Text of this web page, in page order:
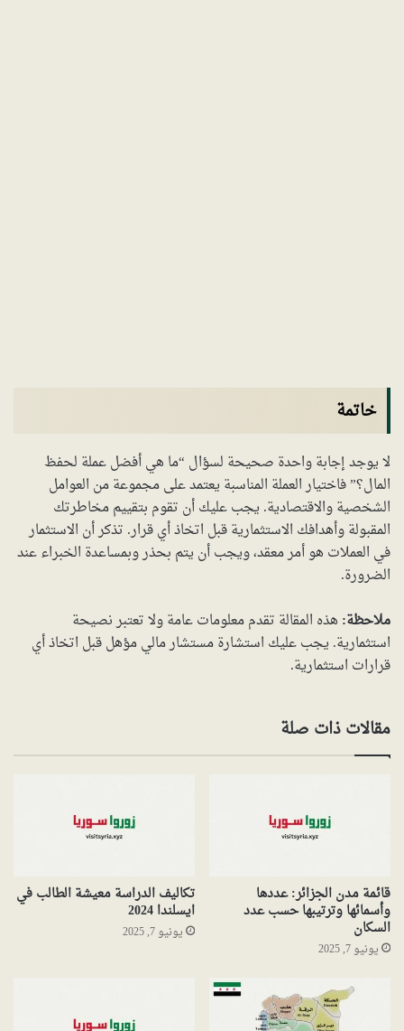
خاتمة
لا يوجد إجابة واحدة صحيحة لسؤال “ما هي أفضل عملة لحفظ
المال؟” فاختيار العملة المناسبة يعتمد على مجموعة من العوامل
الشخصية والاقتصادية. يجب عليك أن تقوم بتقييم مخاطرتك
المقبولة وأهدافك الاستثمارية قبل اتخاذ أي قرار. تذكر أن الاستثمار
في العملات هو أمر معقد، ويجب أن يتم بحذر وبمساعدة الخبراء عند
الضرورة.
ملاحظة: هذه المقالة تقدم معلومات عامة ولا تعتبر نصيحة
استثمارية. يجب عليك استشارة مستشار مالي مؤهل قبل اتخاذ أي
قرارات استثمارية.
مقالات ذات صلة
قائمة مدن الجزائر: عددها
وأسمائها وترتيبها حسب عدد
السكان
يونيو 7, 2025
تكاليف الدراسة معيشة الطالب في
ايسلندا 2024
يونيو 7, 2025